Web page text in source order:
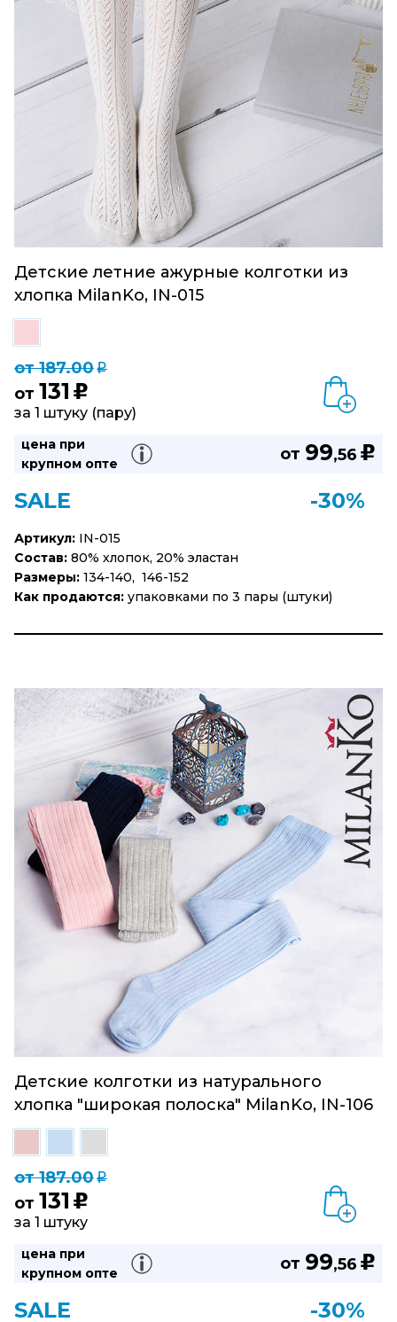
Детские летние ажурные колготки из
хлопка MilanKo, IN-015
от 187.00q
от 131 u
за 1 штуку (пару)
цена при
крупном опте
от 99,56 u
SALE -30%
Артикул: IN-015
Состав: 80% хлопок, 20% эластан
Размеры: 134-140, 146-152
Как продаются: упаковками по 3 пары (штуки)
Детские колготки из натурального
хлопка "широкая полоска" MilanKo, IN-106
от 187.00q
от 131 u
за 1 штуку
цена при
крупном опте
от 99,56 u
SALE -30%